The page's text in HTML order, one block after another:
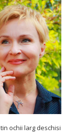
ochii larg deschisi